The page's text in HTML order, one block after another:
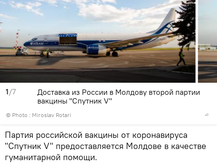
1/7
© Photo : Miroslav Rotari
Доставка из России в Молдову второй партии
вакцины "Спутник V"
Партия российской вакцины от коронавируса
"Спутник V" предоставляется Молдове в качестве
гуманитарной помощи.